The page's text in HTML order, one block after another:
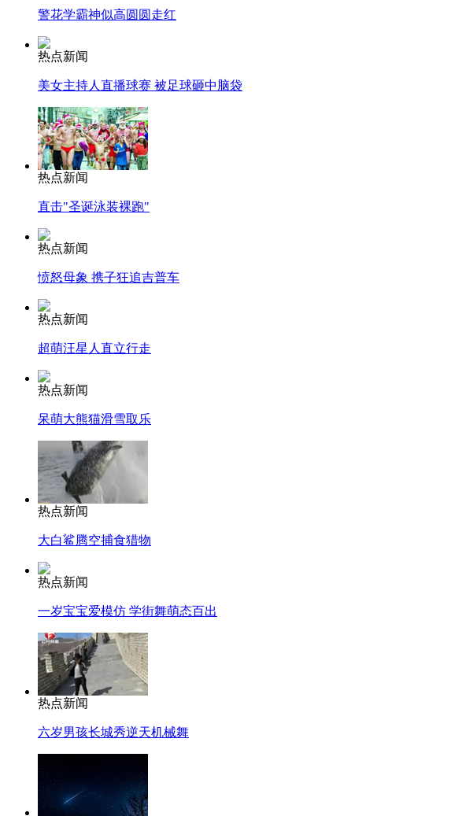
司机酒驾遇交警 急速倒车逃窜
警花学霸神似高圆圆走红
热点新闻
美女主持人直播球赛 被足球砸中脑袋
热点新闻
直击"圣诞泳装裸跑"
热点新闻
愤怒母象 携子狂追吉普车
热点新闻
超萌汪星人直立行走
热点新闻
呆萌大熊猫滑雪取乐
热点新闻
大白鲨腾空捕食猎物
热点新闻
一岁宝宝爱模仿 学街舞萌态百出
热点新闻
六岁男孩长城秀逆天机械舞